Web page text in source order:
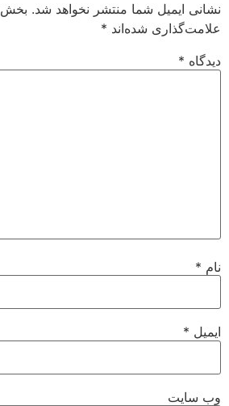
نشانی ایمیل شما منتشر نخواهد شد.
علامت‌گذاری شده‌اند*
دیدگاه*
نام*
ایمیل*
وب‌ سایت